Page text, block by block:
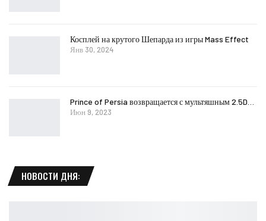
Косплей на крутого Шепарда из игры Mass Effect
Янв 30, 2024
Prince of Persia возвращается с мультяшным 2.5D…
Июн 9, 2023
НОВОСТИ ДНЯ: